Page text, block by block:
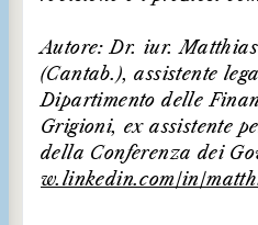
Autore: Dr. iur.
(Cantab.), assistente
Dipartimento delle
Grigioni, ex assistente
della Conferenza dei
w.linkedin.com/in/